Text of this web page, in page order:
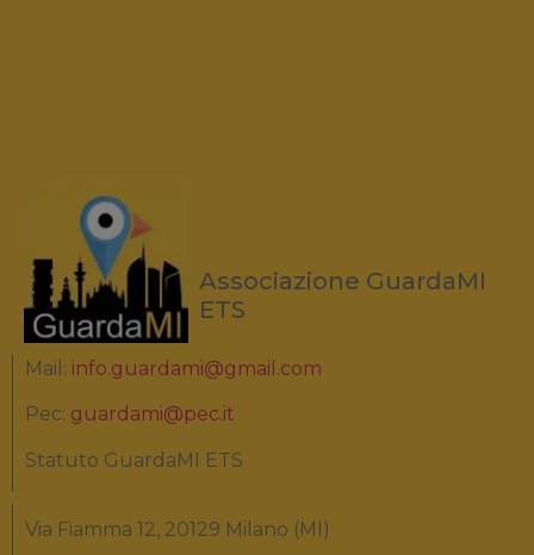
Associazione GuardaMI
ETS
Mail: info.guardami@gmail.com
Pec: guardami@pec.it
Statuto GuardaMI ETS
Via Fiamma 12, 20129 Milano (MI)